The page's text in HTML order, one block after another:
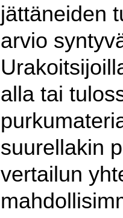
jättäneiden
arvio
alla tai
suurellakin
vertailun